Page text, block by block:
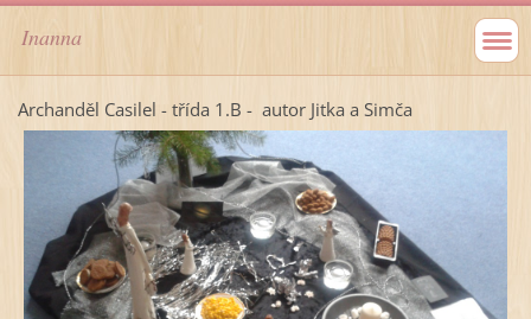
Inanna
Archanděl Casilel - třída 1.B - autor Jitka a Simča